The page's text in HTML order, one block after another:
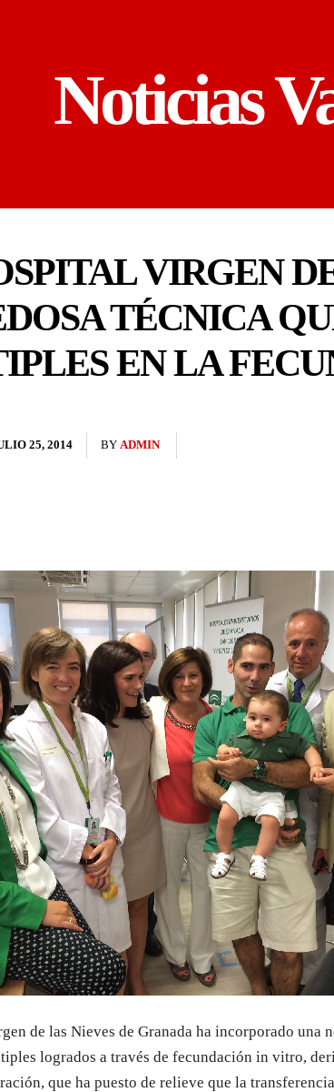
Noticias
VIRGEN
TÉCNICA
EN LA
25, 2014 BY ADMIN
de las Nieves de Granada ha incorporado una
logrados a través de fecundación in vitro,
que ha puesto de relieve que la